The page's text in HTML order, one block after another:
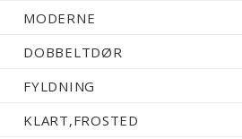
MODERNE
DOBBELTDØR
FYLDNING
KLART,FROSTED